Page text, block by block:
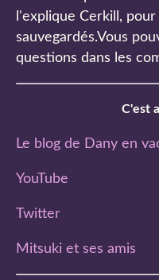
l'explique Cerkill,
sauvegardés.Vous
questions dans les
C'est
Le blog de Dany en
YouTube
Twitter
Mitsuki et ses amis